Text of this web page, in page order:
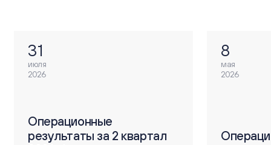
31
июля
2026
Операционные
результаты за 2 квартал
8
мая
2026
Операционные